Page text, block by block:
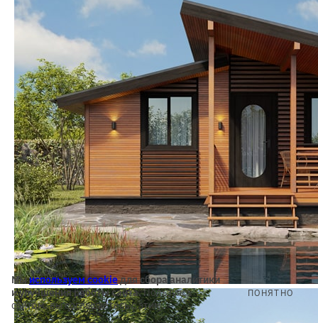
Мыиспользуем cookieдля сбора аналитики
и улучшения работы сайта.Пользуясь
сайтом, вы соглашаетесь с этим.
ПОНЯТНО